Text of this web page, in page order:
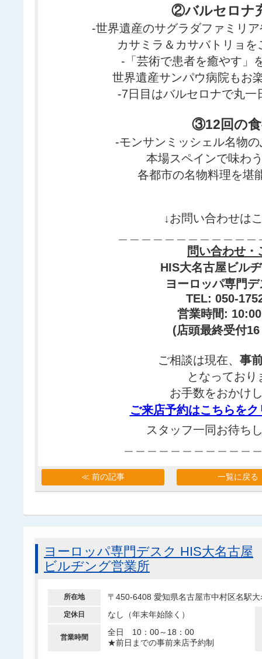
②バルセロナ
-世界遺産のサグラダファミリ
カサミラ＆カサバトリョ
-「芸術で患者を癒やす」
世界遺産サンパウ病院もお
-7日目はバルセロナで丸一
③12回の
-モンサンミッシェル名物
本場スペインで味わ
各都市の名物料理を堪
↓お問い合わせは
問い合わせ・
HIS大名古屋ビル
ヨーロッパ専門デ
TEL: 050-
営業時間:
(店頭最終受付
ご相談は現在、 事
となっており
お手数をおかけ
ご来店予約はこちらをク
スタッフ一同お待ち
≪ 前の記事 一覧に戻る
ヨーロッパ専門デスク HIS大名古屋
ビルヂング営業所
所在地 〒450-6408 愛知県名古屋市中村区名駅
定休日 なし（年末年始除く）
営業時間
全日 10：00～18：00
★前日までの事前来店予約制